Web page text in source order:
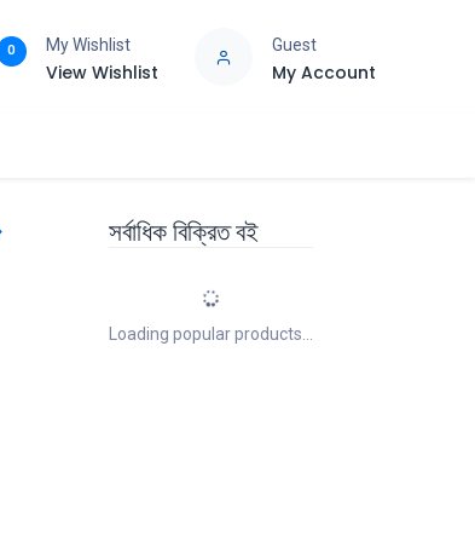
0 My Wishlist
View Wishlist
Guest
My Account
সর্বাধিক বিক্রিত বই
Loading popular products...